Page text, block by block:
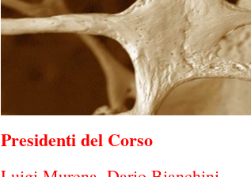
Presidenti del Corso